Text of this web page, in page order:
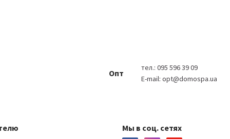
Опт
тел.: 095 596 39 09
E-mail: opt@domospa.ua
Мы в соц. сетях